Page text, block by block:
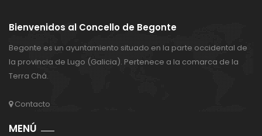
Bienvenidos al Concello de Begonte
Begonte es un ayuntamiento situado en la parte occidental de
la provincia de Lugo (Galicia). Pertenece a la comarca de la
Terra Chá.
Contacto
MENÚ